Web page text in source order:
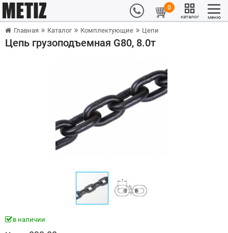
0
каталог меню
Главная Каталог Комплектующие Цепи
Цепь грузоподъемная G80, 8.0т
в наличии